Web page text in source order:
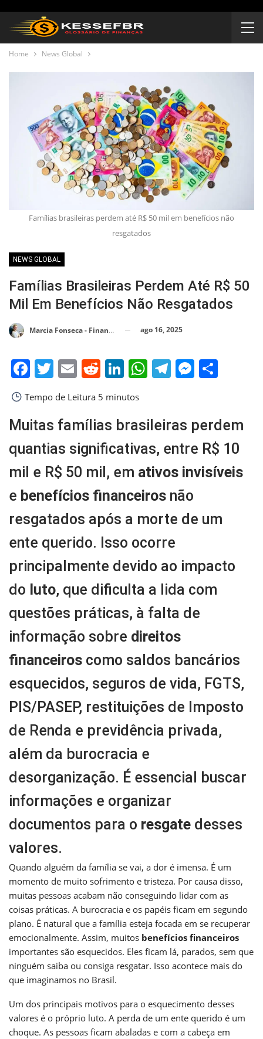
Home News Global
Famílias brasileiras perdem até R$ 50 mil em benefícios não
resgatados
NEWS GLOBAL
Famílias Brasileiras Perdem Até R$ 50
Mil Em Benefícios Não Resgatados
Marcia Fonseca - Financial Consultant ago 16, 2025
Facebook
Twitter
EmailReddit
LinkedIn
WhatsApp
Telegram
Tempo de Leitura 5 minutos
Muitas famílias brasileiras perdem
quantias significativas, entre R$ 10
mil e R$ 50 mil, em ativos invisíveis
e benefícios financeiros não
resgatados após a morte de um
ente querido. Isso ocorre
principalmente devido ao impacto
do luto, que dificulta a lida com
questões práticas, à falta de
informação sobre direitos
financeiros como saldos bancários
esquecidos, seguros de vida, FGTS,
PIS/PASEP, restituições de Imposto
de Renda e previdência privada,
além da burocracia e
desorganização. É essencial buscar
informações e organizar
documentos para o resgate desses
valores.
Quando alguém da família se vai, a dor é imensa. É um
momento de muito sofrimento e tristeza. Por causa disso,
muitas pessoas acabam não conseguindo lidar com as
coisas práticas. A burocracia e os papéis ficam em segundo
plano. É natural que a família esteja focada em se recuperar
emocionalmente. Assim, muitos benefícios financeiros
importantes são esquecidos. Eles ficam lá, parados, sem que
ninguém saiba ou consiga resgatar. Isso acontece mais do
que imaginamos no Brasil.
Um dos principais motivos para o esquecimento desses
valores é o próprio luto. A perda de um ente querido é um
choque. As pessoas ficam abaladas e com a cabeça em